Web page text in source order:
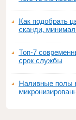
Как подобрать
сканди,
Топ‑7
срок службы
Наливные полы